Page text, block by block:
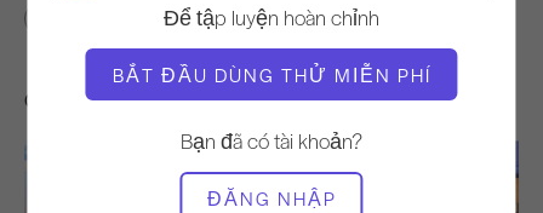
Để tập luyện hoàn chỉnh
BẮT ĐẦU DÙNG THỬ MIỄN PHÍ
Bạn đã có tài khoản?
ĐĂNG NHẬP
40 - 50 phút Thảm
Các bài tập khác bạn có thể thích